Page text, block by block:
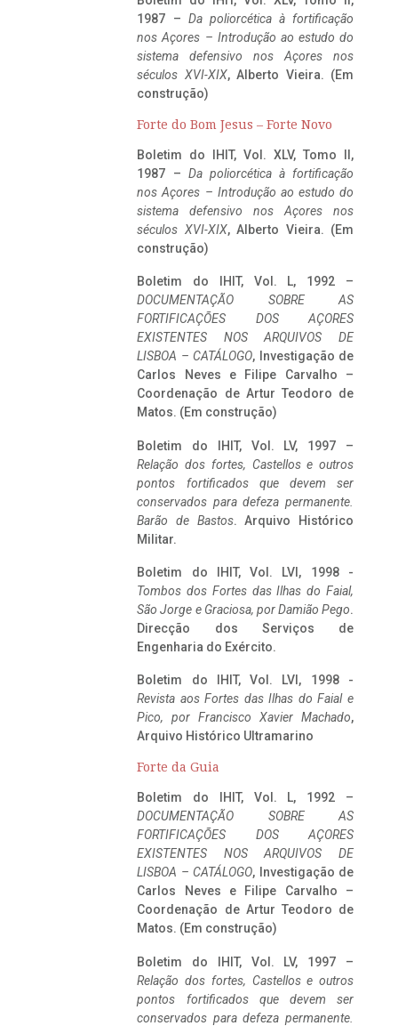
1987 – Da poliorcética à fortificação
nos Açores – Introdução ao estudo do
sistema defensivo nos Açores nos
séculos XVI-XIX, Alberto Vieira. (Em
construção)
Forte do Bom Jesus – Forte Novo
Boletim do IHIT, Vol. XLV, Tomo II,
1987 – Da poliorcética à fortificação
nos Açores – Introdução ao estudo do
sistema defensivo nos Açores nos
séculos XVI-XIX, Alberto Vieira. (Em
construção)
Boletim do IHIT, Vol. L, 1992 –
DOCUMENTAÇÃO SOBRE AS
FORTIFICAÇÕES DOS AÇORES
EXISTENTES NOS ARQUIVOS DE
LISBOA – CATÁLOGO, Investigação de
Carlos Neves e Filipe Carvalho –
Coordenação de Artur Teodoro de
Matos. (Em construção)
Boletim do IHIT, Vol. LV, 1997 –
Relação dos fortes, Castellos e outros
pontos fortificados que devem ser
conservados para defeza permanente.
Barão de Bastos. Arquivo Histórico
Militar.
Boletim do IHIT, Vol. LVI, 1998 -
Tombos dos Fortes das Ilhas do Faial,
São Jorge e Graciosa, por Damião Pego.
Direcção dos Serviços de
Engenharia do Exército.
Boletim do IHIT, Vol. LVI, 1998 -
Revista aos Fortes das Ilhas do Faial e
Pico, por Francisco Xavier Machado,
Arquivo Histórico Ultramarino
Forte da Guia
Boletim do IHIT, Vol. L, 1992 –
DOCUMENTAÇÃO SOBRE AS
FORTIFICAÇÕES DOS AÇORES
EXISTENTES NOS ARQUIVOS DE
LISBOA – CATÁLOGO, Investigação de
Carlos Neves e Filipe Carvalho –
Coordenação de Artur Teodoro de
Matos. (Em construção)
Boletim do IHIT, Vol. LV, 1997 –
Relação dos fortes, Castellos e outros
pontos fortificados que devem ser
conservados para defeza permanente.